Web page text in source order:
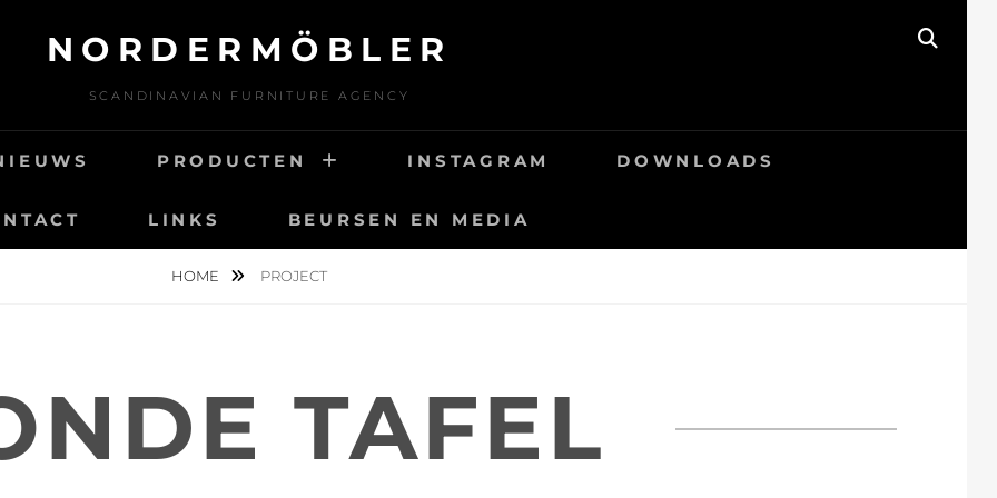
NORDERMÖBLER
SCANDINAVIAN FURNITURE AGENCY
PRODUCTEN INSTAGRAM DOWNLOADS
LINKS BEURSEN EN MEDIA
HOME PROJECT
TAFEL